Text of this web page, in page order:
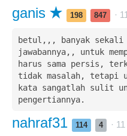
ganis 198 847 ·
betul,,, banyak sekali
jawabannya,, untuk
harus sama persis,
tidak masalah, tetapi
kata sangatlah sulit
pengertiannya.
nahraf31 114 4 ·